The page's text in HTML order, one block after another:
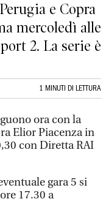
e Copra
mercoledì alle
2. La serie è
1 MINUTI DI LETTURA
ora con la
Elior Piacenza in
con Diretta RAI
gara 5 si
17.30 a